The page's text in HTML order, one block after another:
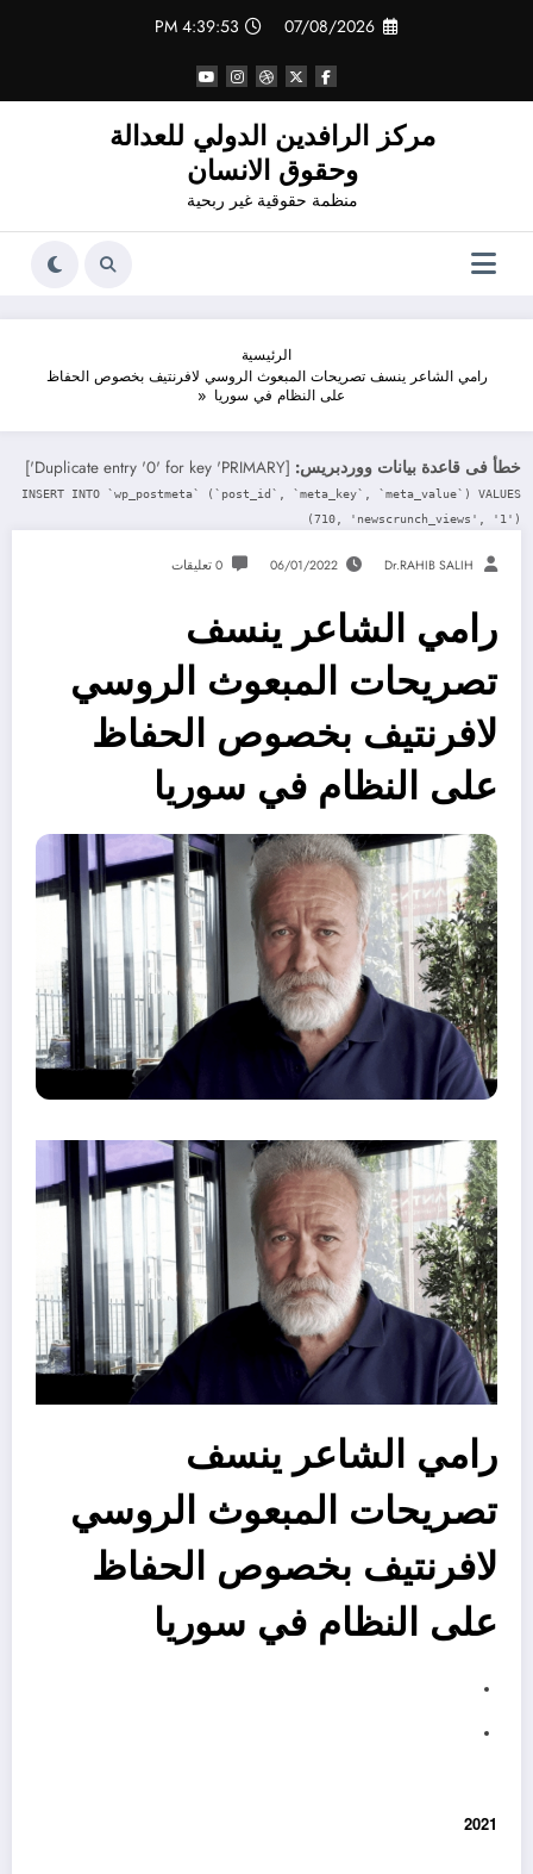
07/08/2026
4:39:53 PM
مركز الرافدين الدولي للعدالة
وحقوق الانسان
منظمة حقوقية غير ربحية
الرئيسية
رامي الشاعر ينسف تصريحات المبعوث الروسي لافرنتيف بخصوص الحفاظ
على النظام في سوريا
خطأ فى قاعدة بيانات ووردبريس: [Duplicate entry '0' for key 'PRIMARY']
INSERT INTO `wp_postmeta` (`post_id`, `meta_key`, `meta_value`) VALUES
(710, 'newscrunch_views', '1')
Dr.RAHIB SALIH
06/01/2022 0 تعليقات
رامي الشاعر ينسف
تصريحات المبعوث الروسي
لافرنتيف بخصوص الحفاظ
على النظام في سوريا
رامي الشاعر ينسف
تصريحات المبعوث الروسي
لافرنتيف بخصوص الحفاظ
على النظام في سوريا
2021